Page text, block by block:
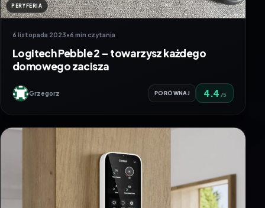
PERYFERIA
6 listopada 2023•6 min czytania
Logitech Pebble 2 – towarzysz każdego
domowego zacisza
Grzegorz PORÓWNAJ 4.4 /5